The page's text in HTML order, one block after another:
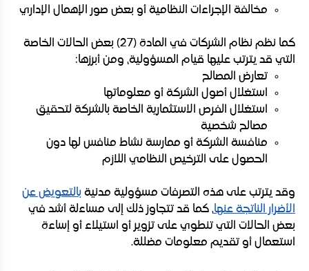
مخالفة الإجراءات النظامية أو بعض صور الإهمال الإداري
كما نظم نظام الشركات في المادة (27) بعض الحالات الخاصة
التي قد يترتب عليها قيام المسؤولية، ومن أبرزها:
تعارض المصالح
استغلال أصول الشركة أو معلوماتها
استغلال الفرص الاستثمارية الخاصة بالشركة لتحقيق
مصالح شخصية
منافسة الشركة أو ممارسة نشاط منافس لها دون
الحصول على الترخيص النظامي اللازم
وقد يترتب على هذه التصرفات مسؤولية مدنية بالتعويض عن
الأضرار الناتجة عنها، كما قد تتجاوز ذلك إلى مساءلة أشد في
بعض الحالات التي تنطوي على تزوير أو استيلاء أو إساءة
استعمال أو تقديم معلومات مضللة.